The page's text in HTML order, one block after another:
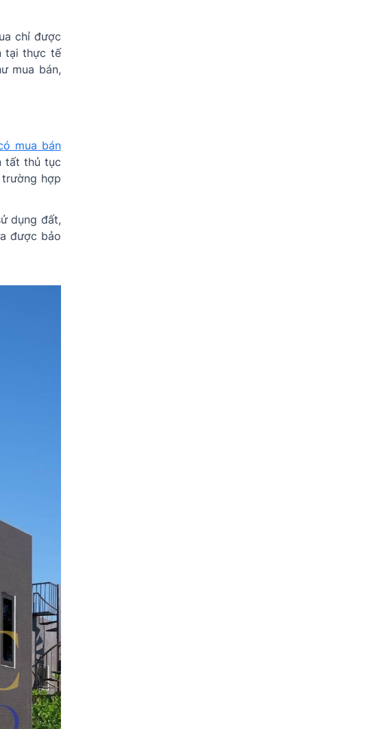
chỉ được
tại thực tế
mua bán,
mua bán
tất thủ tục
hợp
dụng đất,
được bảo